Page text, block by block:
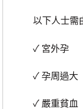
以下人士需由
✓ 宮外孕
✓ 孕周過大
✓ 嚴重貧血